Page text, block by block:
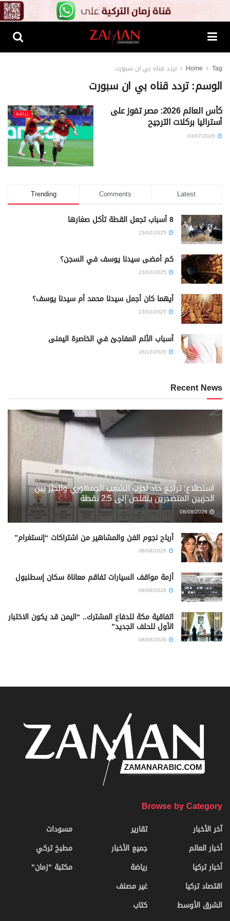
Home Tag تردد قناه بي ان سبورت
الوسم:تردد قناه بي ان سبورت
رياضة كأس العالم 2026: مصر تفوز على
أستراليا بركلات الترجيح
Trending Comments Latest
8 أسباب تجعل القطة تأكل صغارها
كم أمضى سيدنا يوسف في السجن؟
أيهما كان أجمل سيدنا محمد أم سيدنا يوسف؟
أسباب الألم المفاجئ في الخاصرة اليمنى
Recent News
استطلاع: تراجع حاد لحزب الشعب الجمهوري والحيّز بين
الحزبين المتصدرين يتقلص إلى 2.5 نقطة
08/08/2026
أرباح نجوم الفن والمشاهير من اشتراكات “إنستغرام”
أزمة مواقف السيارات تفاقم معاناة سكان إسطنبول
اتفاقية مكة للدفاع المشترك.. “اليمن قد يكون الاختبار
الأول للحلف الجديد”
Browse by Category
آخر الأخبار
أخبار العالم
أخبار تركيا
اقتصاد تركيا
الشرق الأوسط
تقارير
جميع الأخبار
رياضة
غير مصنف
كتاب
مسودات
مطبخ تركي
مكتبة "زمان"